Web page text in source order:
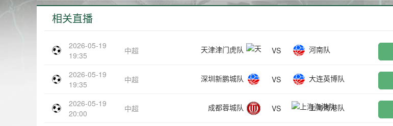
相关直播
2026-05-19
19:35
中超 天津津门虎队 VS 河南队
2026-05-19
19:35
中超 深圳新鹏城队 VS 大连英博队
2026-05-19
20:00
中超 成都蓉城队 VS 上海海港队